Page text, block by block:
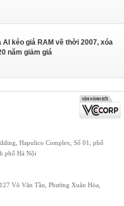
kéo giá RAM về thời 2007, xóa
năm giảm giá
Hapulico Complex, Số 01, phố
phố Hà Nội
Võ Văn Tần, Phường Xuân Hòa,